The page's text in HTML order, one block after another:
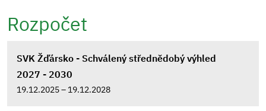
Rozpočet
SVK Žďársko - Schválený střednědobý výhled
2027 - 2030
19.12.2025 – 19.12.2028